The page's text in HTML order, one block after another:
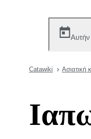
Catawiki Ασιατική